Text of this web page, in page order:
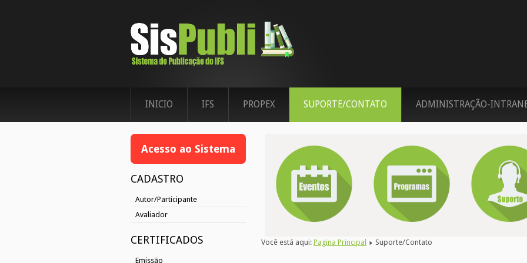
INICIO IFS PROPEX SUPORTE/CONTATO ADMINISTRAÇÃO-
Acesso ao Sistema
CADASTRO
Autor/Participante
Avaliador
CERTIFICADOS
Emissão
Você está aqui: Pagina Principal Suporte/Contato